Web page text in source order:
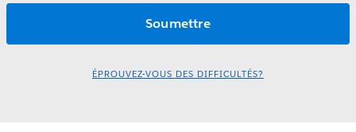
ÉPROUVEZ-VOUS DES DIFFICULTÉS?